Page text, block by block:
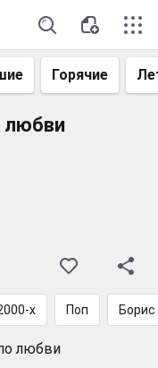
Горячие
любви
х Поп
любви